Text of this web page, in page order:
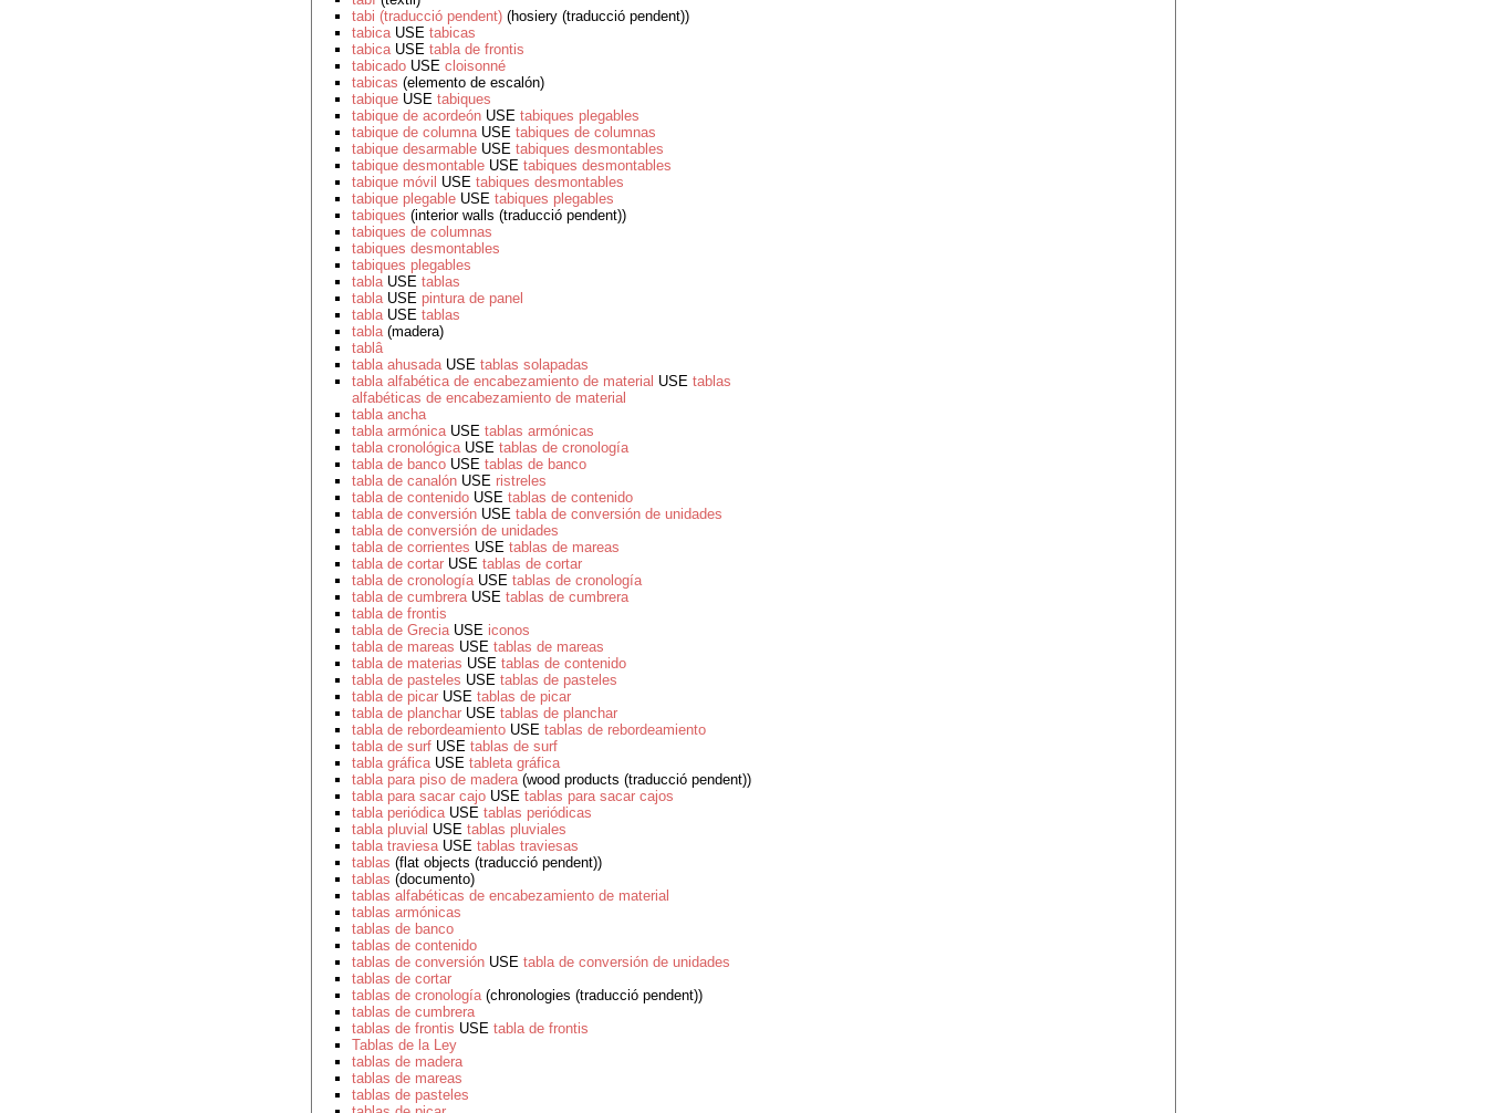
tabi (traducció pendent)(hosiery (traducció pendent))
tabicaUSE tabicas
tabicaUSE tabla de frontis
tabicadoUSE cloisonné
tabicas (elemento de escalón)
tabiqueUSE tabiques
tabique de acordeónUSE tabiques plegables
tabique de columnaUSE tabiques de columnas
tabique desarmableUSE tabiques desmontables
tabique desmontableUSE tabiques desmontables
tabique móvil USE tabiques desmontables
tabique plegableUSE tabiques plegables
tabiques (interior walls (traducció pendent))
tabiques de columnas
tabiques desmontables
tabiques plegables
tablaUSE tablas
tablaUSE pintura de panel
tablaUSE tablas
tabla(madera)
tablâ
tabla ahusadaUSE tablas solapadas
tabla alfabética de encabezamiento de material USE tablas
alfabéticas de encabezamiento de material
tabla ancha
tabla armónicaUSE tablas armónicas
tabla cronológicaUSE tablas de cronología
tabla de bancoUSE tablas de banco
tabla de canalónUSE ristreles
tabla de contenidoUSE tablas de contenido
tabla de conversiónUSE tabla de conversión de unidades
tabla de conversión de unidades
tabla de corrientes USE tablas de mareas
tabla de cortarUSE tablas de cortar
tabla de cronologíaUSE tablas de cronología
tabla de cumbreraUSE tablas de cumbrera
tabla de frontis
tabla de GreciaUSE iconos
tabla de mareas USE tablas de mareas
tabla de materias USE tablas de contenido
tabla de pasteles USE tablas de pasteles
tabla de picarUSE tablas de picar
tabla de plancharUSE tablas de planchar
tabla de rebordeamientoUSE tablas de rebordeamiento
tabla de surfUSE tablas de surf
tabla gráficaUSE tableta gráfica
tabla para piso de madera(wood products (traducció pendent))
tabla para sacar cajoUSE tablas para sacar cajos
tabla periódicaUSE tablas periódicas
tabla pluvial USE tablas pluviales
tabla traviesaUSE tablas traviesas
tablas (flat objects (traducció pendent))
tablas (documento)
tablas alfabéticas de encabezamiento de material
tablas armónicas
tablas de banco
tablas de contenido
tablas de conversiónUSE tabla de conversión de unidades
tablas de cortar
tablas de cronología(chronologies (traducció pendent))
tablas de cumbrera
tablas de frontis USE tabla de frontis
Tablas de la Ley
tablas de madera
tablas de mareas
tablas de pasteles